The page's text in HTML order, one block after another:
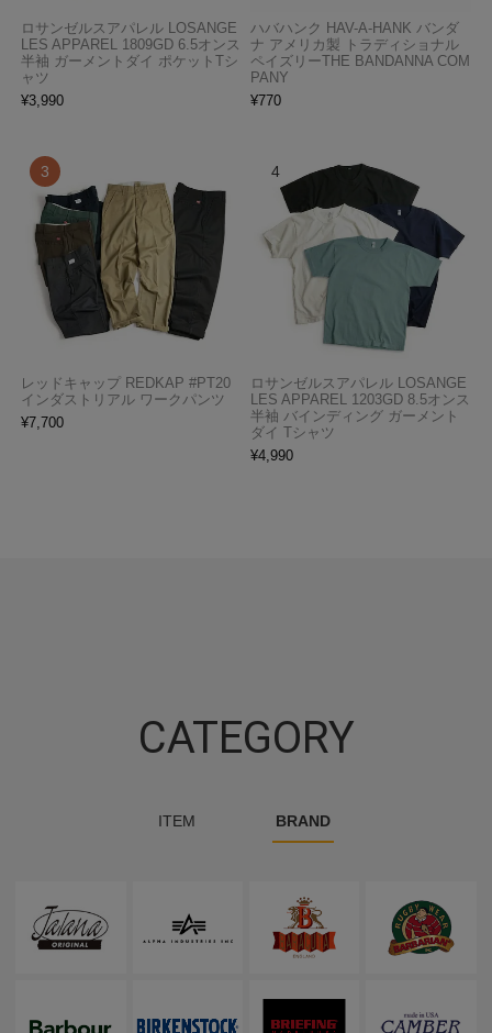
ロサンゼルスアパレル LOSANGE
LES APPAREL 1809GD 6.5オンス
半袖 ガーメントダイ ポケットTシ
ャツ
¥3,990
ハバハンク HAV-A-HANK バンダ
ナ アメリカ製 トラディショナル
ペイズリーTHE BANDANNA COM
PANY
¥770
レッドキャップ REDKAP #PT20
インダストリアル ワークパンツ
¥7,700
ロサンゼルスアパレル LOSANGE
LES APPAREL 1203GD 8.5オンス
半袖 バインディング ガーメント
ダイ Tシャツ
¥4,990
CATEGORY
ITEM BRAND